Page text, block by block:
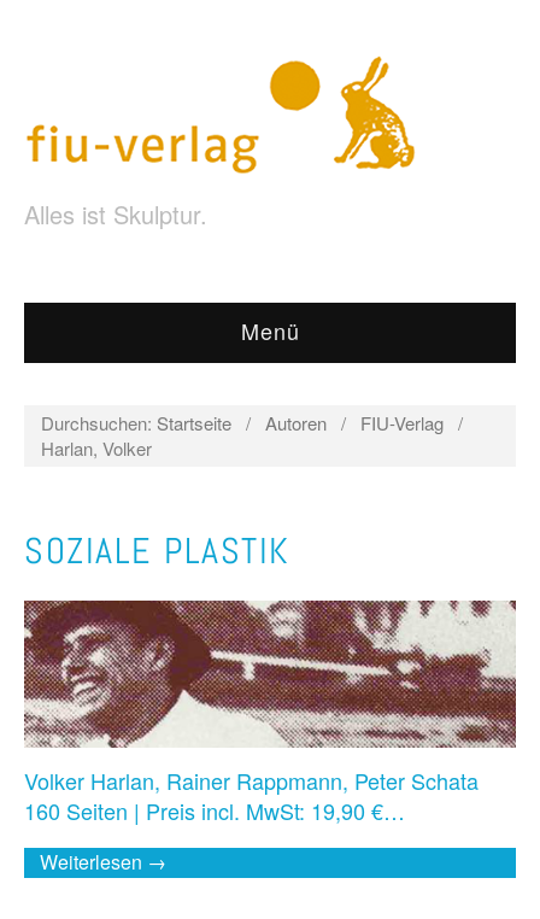
Alles ist Skulptur.
Menü
Durchsuchen: Startseite / Autoren / FIU-Verlag /
Harlan, Volker
SOZIALE PLASTIK
Volker Harlan, Rainer Rappmann, Peter Schata
160 Seiten | Preis incl. MwSt: 19,90 €…
Weiterlesen →